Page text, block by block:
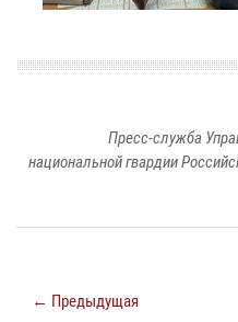
Пресс-служба
национальной гвардии
← Предыдущая